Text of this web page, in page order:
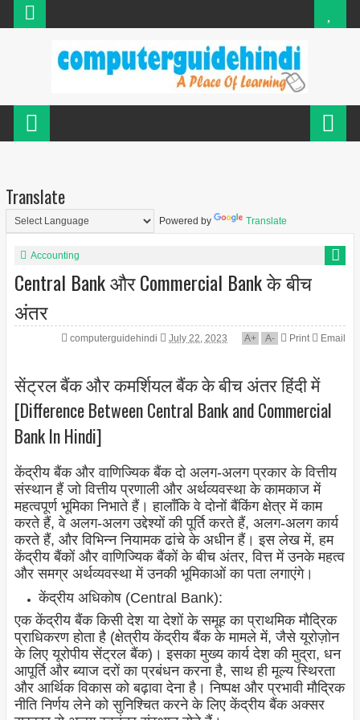
Translate
Powered by Translate
Accounting
Central Bank और Commercial Bank के बीच
अंतर
computerguidehindi July 22, 2023 A+ A- Print Email
सेंट्रल बैंक और कमर्शियल बैंक के बीच अंतर हिंदी में
[Difference Between Central Bank and Commercial
Bank In Hindi]
केंद्रीय बैंक और वाणिज्यिक बैंक दो अलग-अलग प्रकार के वित्तीय
संस्थान हैं जो वित्तीय प्रणाली और अर्थव्यवस्था के कामकाज में
महत्वपूर्ण भूमिका निभाते हैं। हालाँकि वे दोनों बैंकिंग क्षेत्र में काम
करते हैं, वे अलग-अलग उद्देश्यों की पूर्ति करते हैं, अलग-अलग कार्य
करते हैं, और विभिन्न नियामक ढांचे के अधीन हैं। इस लेख में, हम
केंद्रीय बैंकों और वाणिज्यिक बैंकों के बीच अंतर, वित्त में उनके महत्व
और समग्र अर्थव्यवस्था में उनकी भूमिकाओं का पता लगाएंगे।
केंद्रीय अधिकोष (Central Bank):
एक केंद्रीय बैंक किसी देश या देशों के समूह का प्राथमिक मौद्रिक
प्राधिकरण होता है (क्षेत्रीय केंद्रीय बैंक के मामले में, जैसे यूरोज़ोन
के लिए यूरोपीय सेंट्रल बैंक)। इसका मुख्य कार्य देश की मुद्रा, धन
आपूर्ति और ब्याज दरों का प्रबंधन करना है, साथ ही मूल्य स्थिरता
और आर्थिक विकास को बढ़ावा देना है। निष्पक्ष और प्रभावी मौद्रिक
नीति निर्णय लेने को सुनिश्चित करने के लिए केंद्रीय बैंक अक्सर